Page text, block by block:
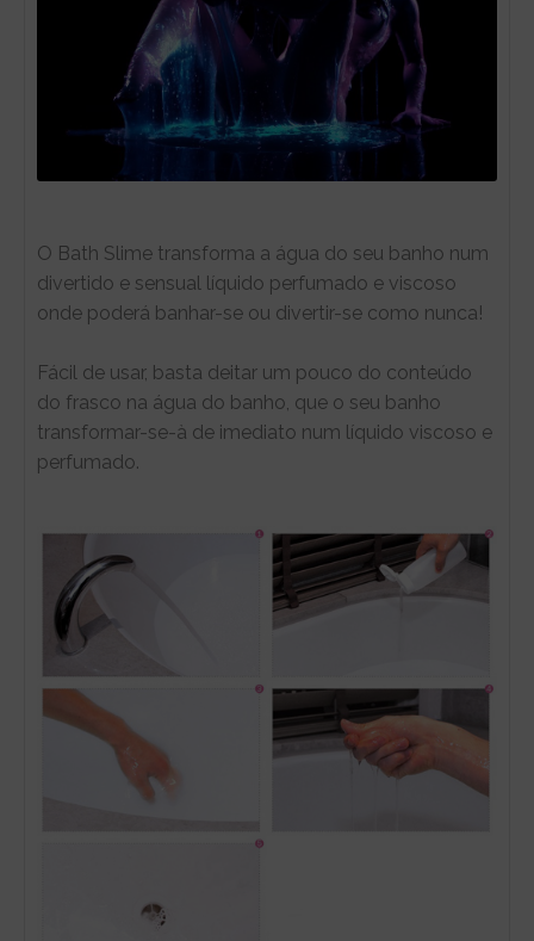
O Bath Slime transforma a água do seu banho num
divertido e sensual líquido perfumado e viscoso
onde poderá banhar-se ou divertir-se como nunca!
Fácil de usar, basta deitar um pouco do conteúdo
do frasco na água do banho, que o seu banho
transformar-se-à de imediato num líquido viscoso e
perfumado.